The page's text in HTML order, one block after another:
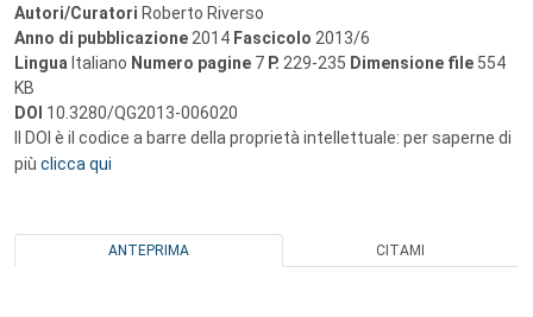
Autori/Curatori Roberto Riverso
Anno di pubblicazione 2014 Fascicolo 2013/6
Lingua Italiano Numero pagine 7 P. 229-235 Dimensione file 554
KB
DOI 10.3280/QG2013-006020
Il DOI è il codice a barre della proprietà intellettuale: per saperne di
più clicca qui
ANTEPRIMA CITAMI